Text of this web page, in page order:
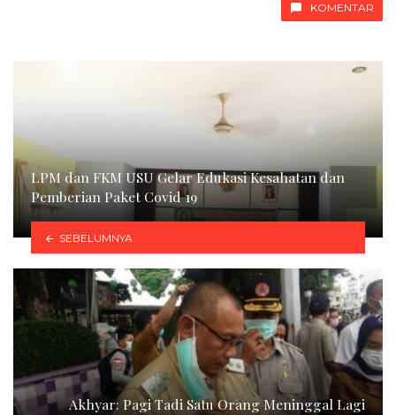
KOMENTAR
LPM dan FKM USU Gelar Edukasi Kesahatan dan
Pemberian Paket Covid 19
SEBELUMNYA
Akhyar: Pagi Tadi Satu Orang Meninggal Lagi